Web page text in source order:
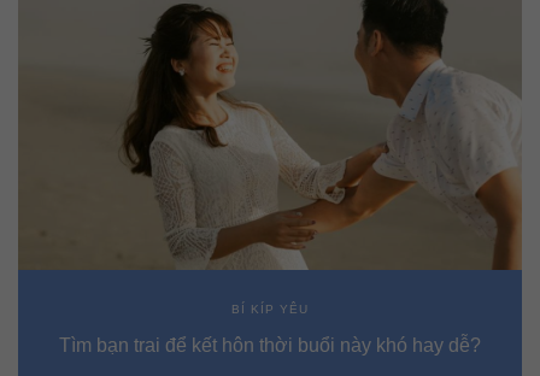
BÍ KÍP YÊU
Tìm bạn trai để kết hôn thời buổi này khó hay dễ?